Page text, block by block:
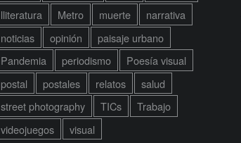
lliteratura
Metro muerte
narrativa
noticias
opinión
paisaje urbano
Pandemia
periodismo
Poesía visual
postal
postales relatos
salud
street photography
TICs
Trabajo
videojuegos
visual